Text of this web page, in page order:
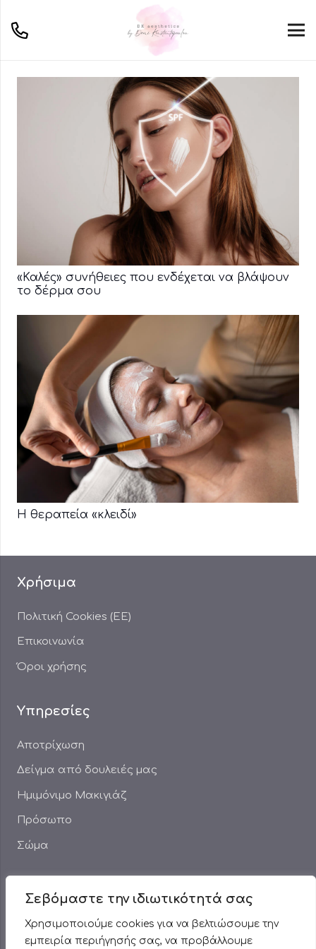
Σεβόμαστε την ιδιωτικότητά σας
Χρησιμοποιούμε cookies για να βελτιώσουμε την
εμπειρία περιήγησής σας, να προβάλλουμε
«Καλές» συνήθειες που ενδέχεται να βλάψουν
το δέρμα σου
Η θεραπεία «κλειδί»
Χρήσιμα
Πολιτική Cookies (ΕΕ)
Επικοινωνία
Όροι χρήσης
Υπηρεσίες
Αποτρίχωση
Δείγμα από δουλειές μας
Ημιμόνιμο Μακιγιάζ
Πρόσωπο
Σώμα
Πληροφορίες
+30 22210 75826